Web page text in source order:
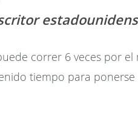
correr 6 veces por
tiempo para ponerse